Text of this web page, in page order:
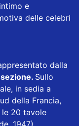
e
delle celebri
dalla
Sullo
in sedia a
della Francia,
le 20 tavole
1947).